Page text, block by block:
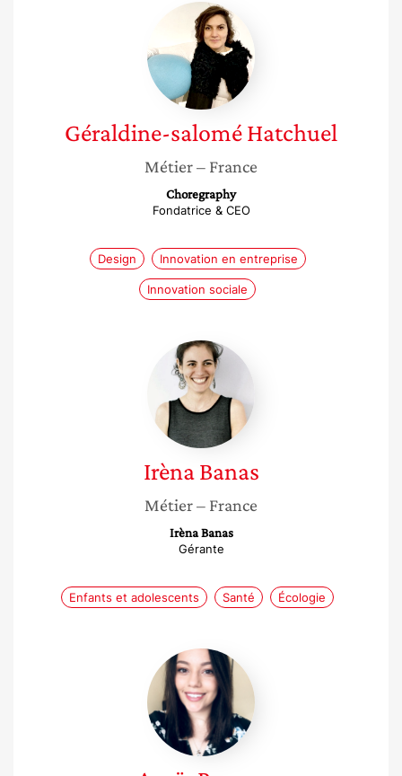
Géraldine-
salomé
Hatchuel
Géraldine-saloméHatchuel
Métier– France
Choregraphy
Fondatrice & CEO
Design Innovation en entreprise
Innovation sociale
Irèna
Banas
Irèna Banas
Métier– France
Irèna Banas
Gérante
Enfants et adolescents Santé Écologie
Anaïs
Person